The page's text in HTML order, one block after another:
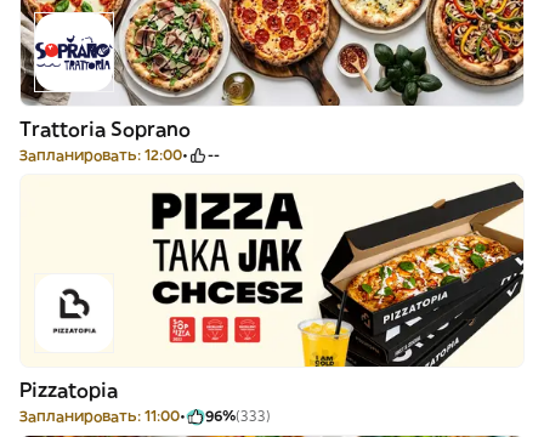
Trattoria Soprano
Запланировать: 12:00 --
Pizzatopia
Запланировать: 11:00 96%(333)